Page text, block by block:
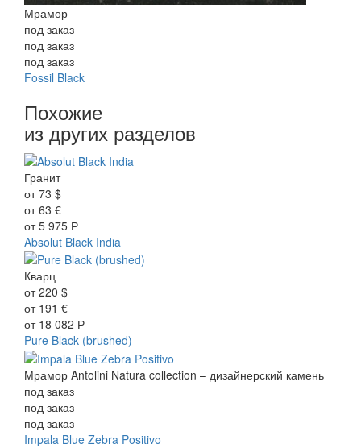
Мрамор
под заказ
под заказ
под заказ
Fossil Black
Похожие
из других разделов
Гранит
от73 $
от63 €
от5 975 Р
Absolut Black India
Кварц
от220 $
от 191 €
от 18 082 Р
Pure Black (brushed)
Мрамор Antolini Natura collection – дизайнерский камень
под заказ
под заказ
под заказ
Impala Blue Zebra Positivo